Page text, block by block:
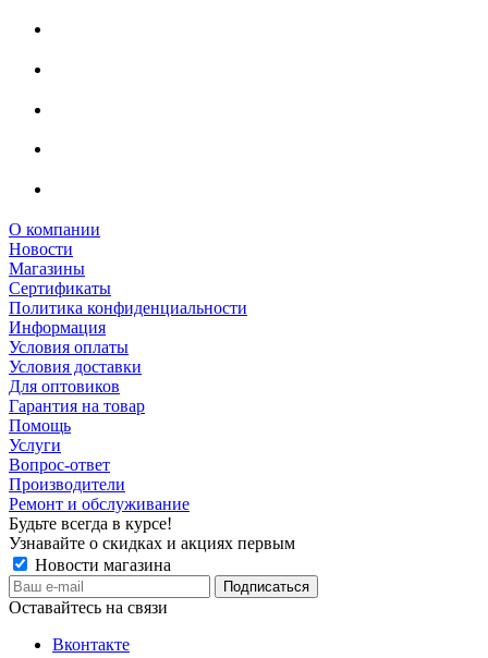
О компании
Новости
Магазины
Сертификаты
Политика конфиденциальности
Информация
Условия оплаты
Условия доставки
Для оптовиков
Гарантия на товар
Помощь
Услуги
Вопрос-ответ
Производители
Ремонт и обслуживание
Будьте всегда в курсе!
Узнавайте о скидках и акциях первым
Новости магазина
Оставайтесь на связи
Вконтакте